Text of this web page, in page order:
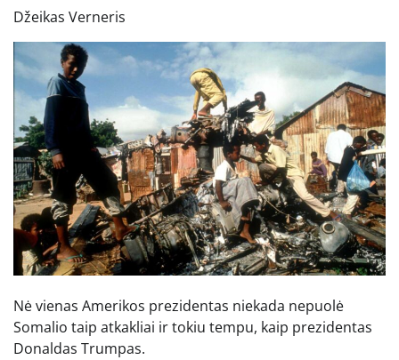
Džeikas Verneris
Nė vienas Amerikos prezidentas niekada nepuolė
Somalio taip atkakliai ir tokiu tempu, kaip prezidentas
Donaldas Trumpas.